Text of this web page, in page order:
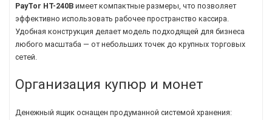
PayTor HT-240B имеет компактные размеры, что позволяет
эффективно использовать рабочее пространство кассира.
Удобная конструкция делает модель подходящей для бизнеса
любого масштаба — от небольших точек до крупных торговых
сетей.
Организация купюр и монет
Денежный ящик оснащен продуманной системой хранения: